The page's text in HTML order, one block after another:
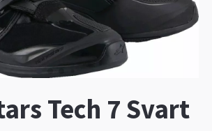
Tech 7 Svart